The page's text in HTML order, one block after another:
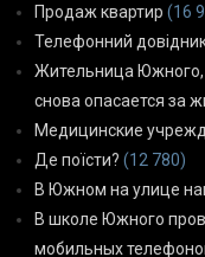
Продаж квартир (16
Телефонний
Жительница
снова опасается за
Медицинские
Де поїсти? (12 780)
В Южном на улице
В школе Южного
мобильных